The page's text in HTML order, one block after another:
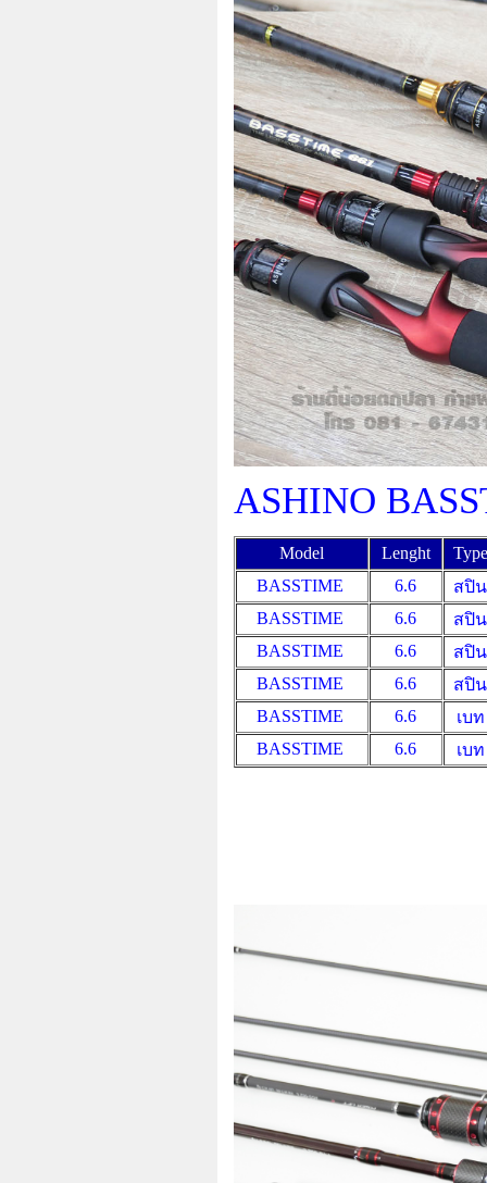
ASHINO
Model Lenght
Type
BASSTIME
6.6
สปิน
BASSTIME
6.6
สปิน
BASSTIME
6.6
สปิน
BASSTIME
6.6
สปิน
BASSTIME
6.6
เบท
BASSTIME
6.6 เบท